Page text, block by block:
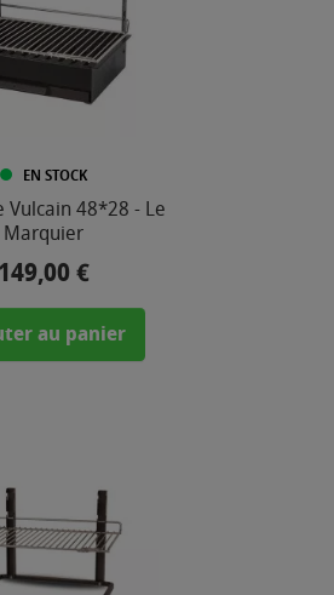
EN STOCK
Vulcain 48*28 - Le
Marquier
Prix
149,00 €
au panier